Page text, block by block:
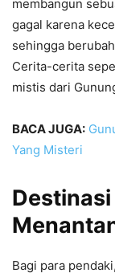
membangun
gagal karena
sehingga
Cerita-cerita
mistis dari
BACA JUGA:
Yang Misteri
Bagi para